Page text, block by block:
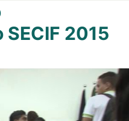
2015